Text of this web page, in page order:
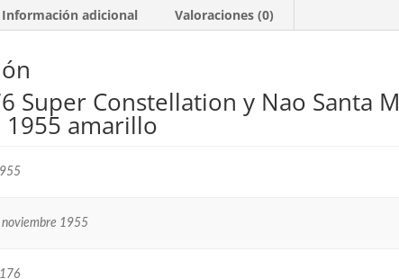
Información adicional Valoraciones (0)
Super Constellation y Nao Santa
1955 amarillo
noviembre 1955